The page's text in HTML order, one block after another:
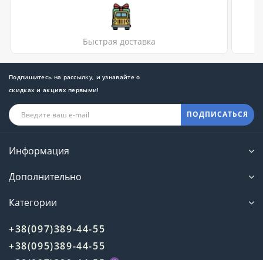
Быстрая доставка
Подпишитесь на рассылку, и узнавайте о
скидках и акциях первыми!
ПОДПИСАТЬСЯ
Информация
Дополнительно
Категории
+38(097)389-44-55
+38(095)389-44-55